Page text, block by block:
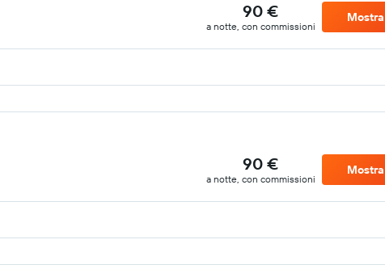
90 €
a notte, con commissioni
90 €
a notte, con commissioni